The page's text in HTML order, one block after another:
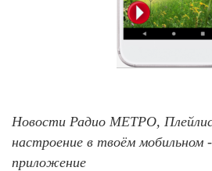
Новости Радио МЕТРО,
настроение в твоём мобильном
приложение